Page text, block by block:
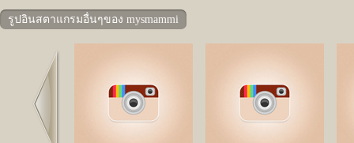
รูปอินสตาแกรมอื่นๆของ mysmammi